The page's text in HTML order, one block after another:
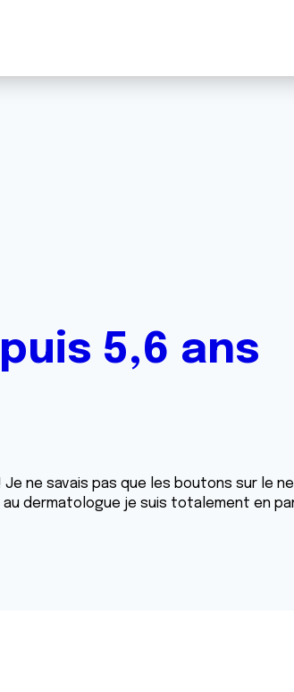
5,6 ans
ne savais pas que les boutons sur le
dermatologue je suis totalement en